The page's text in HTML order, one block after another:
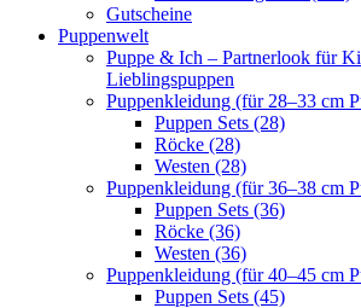
Gutscheine
Puppenwelt
Puppe & Ich – Partnerlook für
Lieblingspuppen
Puppenkleidung (für 28–33 cm
Puppen Sets (28)
Röcke (28)
Westen (28)
Puppenkleidung (für 36–38 cm
Puppen Sets (36)
Röcke (36)
Westen (36)
Puppenkleidung (für 40–45 cm
Puppen Sets (45)